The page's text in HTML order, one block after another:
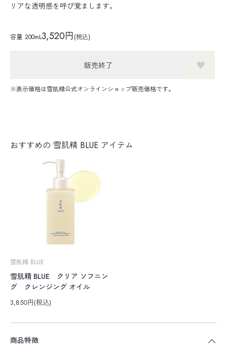
リアな透明感を呼び覚まします。
容量 200mL3,520円(税込)
販売終了
※表示価格は雪肌精公式オンラインショップ販売価格です。
おすすめの 雪肌精 BLUE アイテム
雪肌精 BLUE
雪肌精 BLUE クリア ソフニン
グ クレンジング オイル
3,850円(税込)
商品特徴